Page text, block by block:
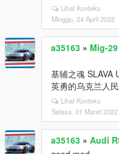
Lihat Konteks
Minggu, 24 April 2022
a35163 » Mig-
基辅之魂 SLAVA
英勇的乌克兰人民
Lihat Konteks
Selasa, 01 Maret 2022
a35163 » Audi